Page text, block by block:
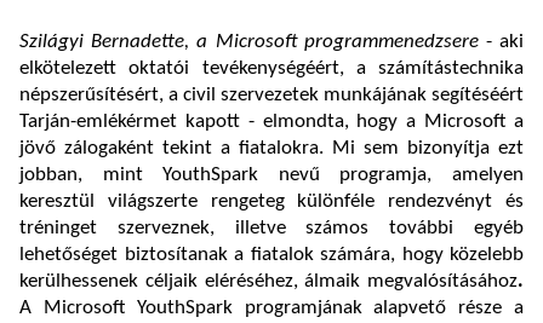
Szilágyi Bernadette, a Microsoft programmenedzsere- aki
elkötelezett oktatói tevékenységéért, a számítástechnika
népszerűsítésért, a civil szervezetek munkájának segítéséért
Tarján-emlékérmet kapott - elmondta, hogy a Microsoft a
jövő zálogaként tekint a fiatalokra. Mi sem bizonyítja ezt
jobban, mint YouthSpark nevű programja, amelyen
keresztül világszerte rengeteg különféle rendezvényt és
tréninget szerveznek, illetve számos további egyéb
lehetőséget biztosítanak a fiatalok számára, hogy közelebb
kerülhessenek céljaik eléréséhez, álmaik megvalósításához.
A Microsoft YouthSpark programjának alapvető része a